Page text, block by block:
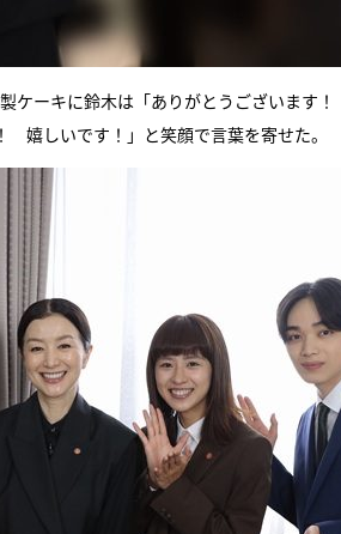
ケーキに鈴木は「ありがとうございます
嬉しいです！」と笑顔で言葉を寄せた。